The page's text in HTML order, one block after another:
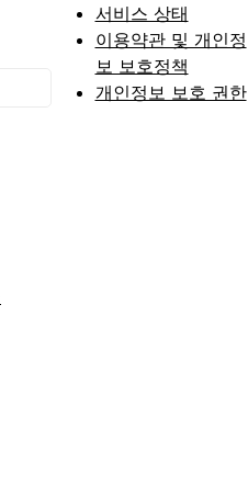
서비스 상태
이용약관 및 개인정
보 보호정책
개인정보 보호 권한